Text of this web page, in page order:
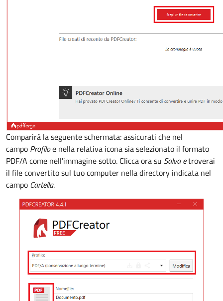
Comparirà la seguente schermata: assicurati che nel
campo Profiloe nella relativa icona sia selezionato il formato
PDF/A come nell'immagine sotto. Clicca ora su Salva etroverai
il file convertito sul tuo computer nella directory indicata nel
campo Cartella.